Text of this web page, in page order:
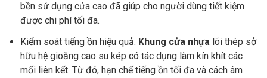
bền sử dụng cửa cao đã giúp cho người dùng tiết kiệm
được chi phí tối đa.
Kiểm soát tiếng ồn hiệu quả: Khung cửa nhựa lõi thép sở
hữu hệ gioăng cao su kép có tác dụng làm kín khít các
mối liên kết. Từ đó, hạn chế tiếng ồn tối đa và cách âm